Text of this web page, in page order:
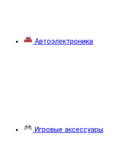
Автоэлектроника
Игровые аксессуары